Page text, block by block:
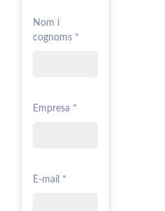
Nom i
cognoms *
Empresa *
E-mail *